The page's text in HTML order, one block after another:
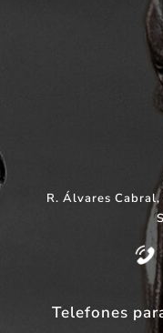
R. Álvares
Telefones